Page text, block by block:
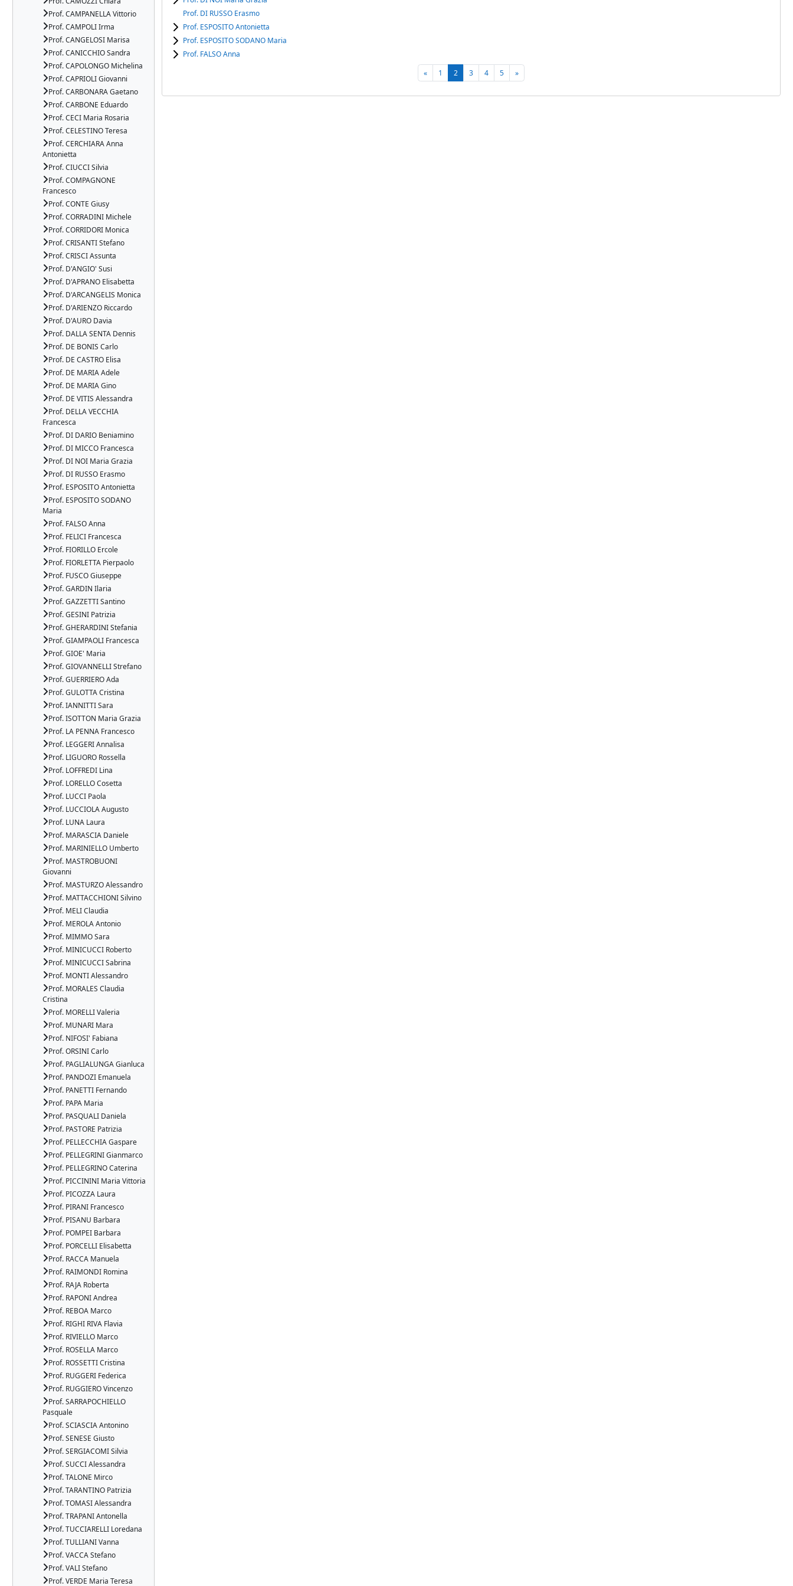
Prof. DI RUSSO Erasmo
Prof. ESPOSITO Antonietta
Prof. ESPOSITO SODANO Maria
Prof. FALSO Anna
«Pagina precedente
1 Pagina 1
2 Pagina 2
3Pagina 3
4Pagina 4
5Pagina 5
»Pagina successiva
Prof. CAMPANELLA Vittorio
Prof. CAMPOLI Irma
Prof. CANGELOSI Marisa
Prof. CANICCHIO Sandra
Prof. CAPOLONGO Michelina
Prof. CAPRIOLI Giovanni
Prof. CARBONARA Gaetano
Prof. CARBONE Eduardo
Prof. CECI Maria Rosaria
Prof. CELESTINO Teresa
Prof. CERCHIARA Anna
Antonietta
Prof. CIUCCI Silvia
Prof. COMPAGNONE
Francesco
Prof. CONTE Giusy
Prof. CORRADINI Michele
Prof. CORRIDORI Monica
Prof. CRISANTI Stefano
Prof. CRISCI Assunta
Prof. D'ANGIO' Susi
Prof. D'APRANO Elisabetta
Prof. D'ARCANGELIS Monica
Prof. D'ARIENZO Riccardo
Prof. D'AURO Davia
Prof. DALLA SENTA Dennis
Prof. DE BONIS Carlo
Prof. DE CASTRO Elisa
Prof. DE MARIA Adele
Prof. DE MARIA Gino
Prof. DE VITIS Alessandra
Prof. DELLA VECCHIA
Francesca
Prof. DI DARIO Beniamino
Prof. DI MICCO Francesca
Prof. DI NOI Maria Grazia
Prof. DI RUSSO Erasmo
Prof. ESPOSITO Antonietta
Prof. ESPOSITO SODANO
Maria
Prof. FALSO Anna
Prof. FELICI Francesca
Prof. FIORILLO Ercole
Prof. FIORLETTA Pierpaolo
Prof. FUSCO Giuseppe
Prof. GARDIN Ilaria
Prof. GAZZETTI Santino
Prof. GESINI Patrizia
Prof. GHERARDINI Stefania
Prof. GIAMPAOLI Francesca
Prof. GIOE' Maria
Prof. GIOVANNELLI Strefano
Prof. GUERRIERO Ada
Prof. GULOTTA Cristina
Prof. IANNITTI Sara
Prof. ISOTTON Maria Grazia
Prof. LA PENNA Francesco
Prof. LEGGERI Annalisa
Prof. LIGUORO Rossella
Prof. LOFFREDI Lina
Prof. LORELLO Cosetta
Prof. LUCCI Paola
Prof. LUCCIOLA Augusto
Prof. LUNA Laura
Prof. MARASCIA Daniele
Prof. MARINIELLO Umberto
Prof. MASTROBUONI
Giovanni
Prof. MASTURZO Alessandro
Prof. MATTACCHIONI Silvino
Prof. MELI Claudia
Prof. MEROLA Antonio
Prof. MIMMO Sara
Prof. MINICUCCI Roberto
Prof. MINICUCCI Sabrina
Prof. MONTI Alessandro
Prof. MORALES Claudia
Cristina
Prof. MORELLI Valeria
Prof. MUNARI Mara
Prof. NIFOSI' Fabiana
Prof. ORSINI Carlo
Prof. PAGLIALUNGA Gianluca
Prof. PANDOZI Emanuela
Prof. PANETTI Fernando
Prof. PAPA Maria
Prof. PASQUALI Daniela
Prof. PASTORE Patrizia
Prof. PELLECCHIA Gaspare
Prof. PELLEGRINI Gianmarco
Prof. PELLEGRINO Caterina
Prof. PICCININI Maria Vittoria
Prof. PICOZZA Laura
Prof. PIRANI Francesco
Prof. PISANU Barbara
Prof. POMPEI Barbara
Prof. PORCELLI Elisabetta
Prof. RACCA Manuela
Prof. RAIMONDI Romina
Prof. RAJA Roberta
Prof. RAPONI Andrea
Prof. REBOA Marco
Prof. RIGHI RIVA Flavia
Prof. RIVIELLO Marco
Prof. ROSELLA Marco
Prof. ROSSETTI Cristina
Prof. RUGGERI Federica
Prof. RUGGIERO Vincenzo
Prof. SARRAPOCHIELLO
Pasquale
Prof. SCIASCIA Antonino
Prof. SENESE Giusto
Prof. SERGIACOMI Silvia
Prof. SUCCI Alessandra
Prof. TALONE Mirco
Prof. TARANTINO Patrizia
Prof. TOMASI Alessandra
Prof. TRAPANI Antonella
Prof. TUCCIARELLI Loredana
Prof. TULLIANI Vanna
Prof. VACCA Stefano
Prof. VALI Stefano
Prof. VERDE Maria Teresa